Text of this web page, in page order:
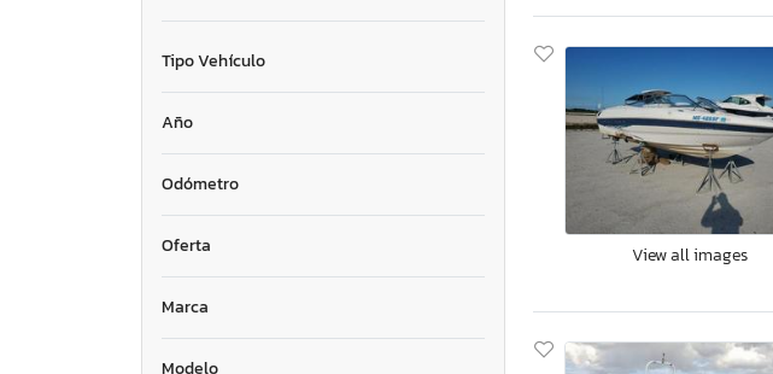
Tipo Vehículo
Año
Odómetro
Oferta
Marca
Modelo
View all images